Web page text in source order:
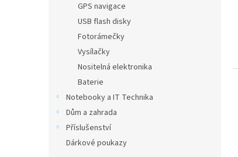
GPS navigace
USB flash disky
Fotorámečky
Vysílačky
Nositelná elektronika
Baterie
Notebooky a IT Technika
Dům a zahrada
Příslušenství
Dárkové poukazy